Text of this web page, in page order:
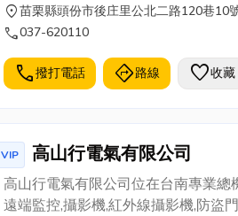
location_on苗栗縣頭份市後庄里公北二路120巷10
call037-620110
call撥打電話 directions路線 favorite收藏
VIP 高山行電氣有限公司
高山行電氣有限公司位在台南專業總
遠端監控,攝影機,紅外線攝影機,防盜